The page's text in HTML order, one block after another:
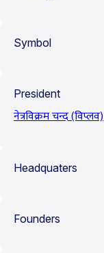
Symbol
President
नेत्रविक्रम चन्द (विप्लव)
Headquaters
Founders